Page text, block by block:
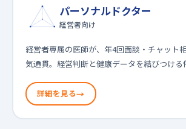
パーソナルドクター
経営者向け
経営者専属の医師が、年4回面談・チャット
気通貫。経営判断と健康データを結びつける
詳細を見る